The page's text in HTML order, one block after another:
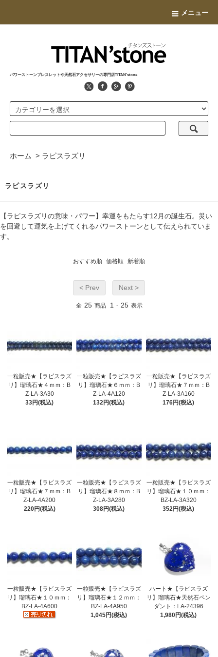
メニュー
パワーストーンブレスレットや天然石アクセサリーの専門店TITAN'stone
ホーム > ラピスラズリ
ラピスラズリ
【ラピスラズリの意味・パワー】幸運をもたらす12月の誕生石。災い
を回避して運気を上げてくれるパワーストーンとして伝えられていま
す。
おすすめ順 価格順 新着順
< Prev Next >
全 25 商品 1 - 25 表示
一粒販売★【ラピスラズ
リ】瑠璃石★４ｍｍ：B
Z-LA-3A30
33円(税込)
一粒販売★【ラピスラズ
リ】瑠璃石★６ｍｍ：B
Z-LA-4A120
132円(税込)
一粒販売★【ラピスラズ
リ】瑠璃石★７ｍｍ：B
Z-LA-3A160
176円(税込)
一粒販売★【ラピスラズ
リ】瑠璃石★７ｍｍ：B
Z-LA-4A200
220円(税込)
一粒販売★【ラピスラズ
リ】瑠璃石★８ｍｍ：B
Z-LA-3A280
308円(税込)
一粒販売★【ラピスラズ
リ】瑠璃石★１０ｍｍ：
BZ-LA-3A320
352円(税込)
一粒販売★【ラピスラズ
リ】瑠璃石★１０ｍｍ：
BZ-LA-4A600
一粒販売★【ラピスラズ
リ】瑠璃石★１２ｍｍ：
BZ-LA-4A950
1,045円(税込)
ハート★【ラピスラズ
リ】瑠璃石★天然石ペン
ダント：LA-24396
1,980円(税込)